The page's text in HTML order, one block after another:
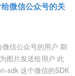
微信公众号的关
信公众号的用户 期
图片发送给用户 此
sdk 这个微信的SDK